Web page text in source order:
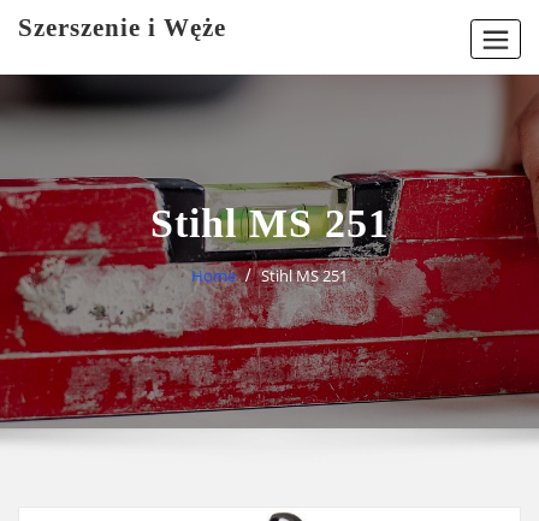
Szerszenie i Węże
Stihl MS 251
Home Stihl MS 251